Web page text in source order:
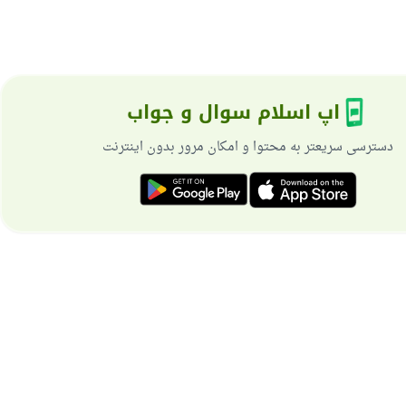
اپ اسلام سوال و جواب
دسترسی سریعتر به محتوا و امکان مرور بدون اینترنت